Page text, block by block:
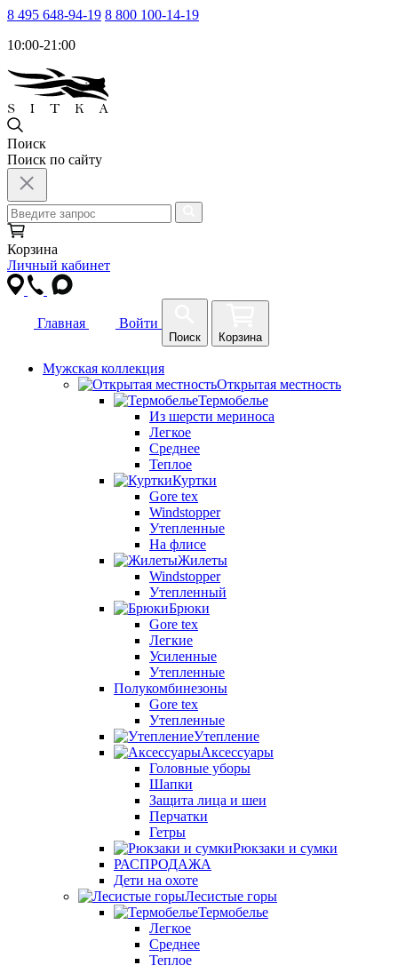
8 495 648-94-19 8 800 100-14-19
10:00-21:00
Поиск
Поиск по сайту
Корзина
Личный кабинет
Главная Войти
Поиск Корзина
Мужская коллекция
Открытая местность
Термобелье
Из шерсти мериноса
Легкое
Среднее
Теплое
Куртки
Gore tex
Windstopper
Утепленные
На флисе
Жилеты
Windstopper
Утепленный
Брюки
Gore tex
Легкие
Усиленные
Утепленные
Полукомбинезоны
Gore tex
Утепленные
Утепление
Аксессуары
Головные уборы
Шапки
Защита лица и шеи
Перчатки
Гетры
Рюкзаки и сумки
РАСПРОДАЖА
Дети на охоте
Лесистые горы
Термобелье
Легкое
Среднее
Теплое